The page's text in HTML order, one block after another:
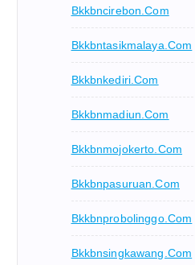
Bkkbncirebon.com
Bkkbntasikmalaya.com
Bkkbnkediri.com
Bkkbnmadiun.com
Bkkbnmojokerto.com
Bkkbnpasuruan.com
Bkkbnprobolinggo.com
Bkkbnsingkawang.com